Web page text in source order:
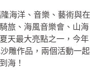
海洋、音樂、藝術與在
旅、海風音樂會、山海
天最大亮點之一，今年
雕作品，兩個活動一起
海！